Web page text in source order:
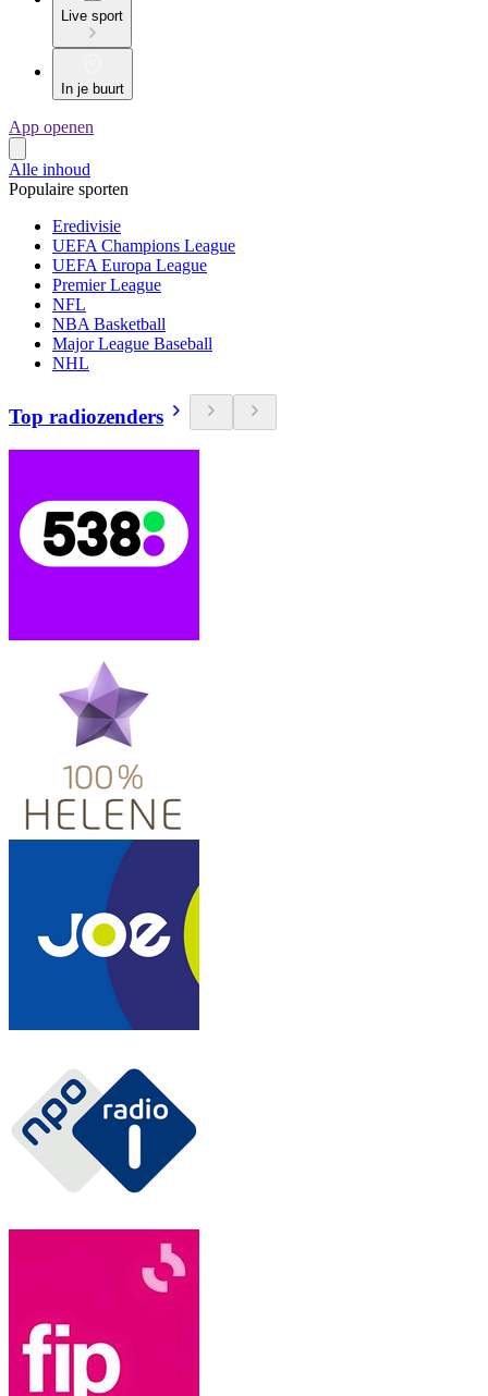
Live sport
In je buurt
App openen
Alle inhoud
Populaire sporten
Eredivisie
UEFA Champions League
UEFA Europa League
Premier League
NFL
NBA Basketball
Major League Baseball
NHL
Top radiozenders